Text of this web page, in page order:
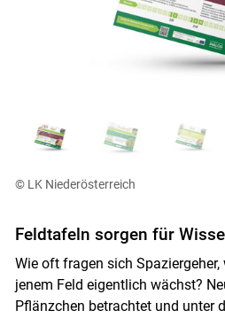
Skip to main
© LK Niederösterreich
Feldtafeln sorgen für
Wie oft fragen sich
jenem Feld eigentlich wächst?
Pflänzchen betrachtet und unter